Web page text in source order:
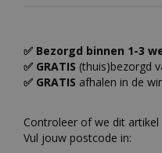
✅ Bezorgd binnen 1-3
✅ GRATIS (thuis)bezorgd
✅ GRATIS afhalen in de
Controleer of we dit
Vul jouw postcode in: